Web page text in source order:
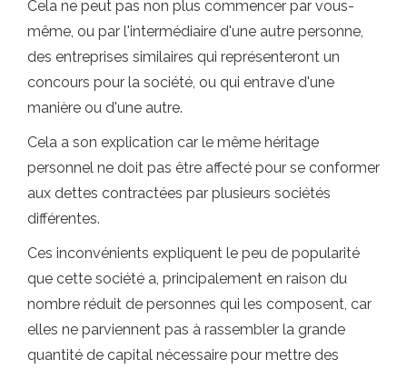
Cela ne peut pas non plus commencer par vous-
même, ou par l'intermédiaire d'une autre personne,
des entreprises similaires qui représenteront un
concours pour la société, ou qui entrave d'une
manière ou d'une autre.
Cela a son explication car le même héritage
personnel ne doit pas être affecté pour se conformer
aux dettes contractées par plusieurs sociétés
différentes.
Ces inconvénients expliquent le peu de popularité
que cette société a, principalement en raison du
nombre réduit de personnes qui les composent, car
elles ne parviennent pas à rassembler la grande
quantité de capital nécessaire pour mettre des